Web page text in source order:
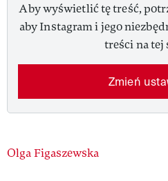
Aby wyświetlić tę treść,
aby Instagram i jego
treści na tej
Zmień
Authors
Olga Figaszewska